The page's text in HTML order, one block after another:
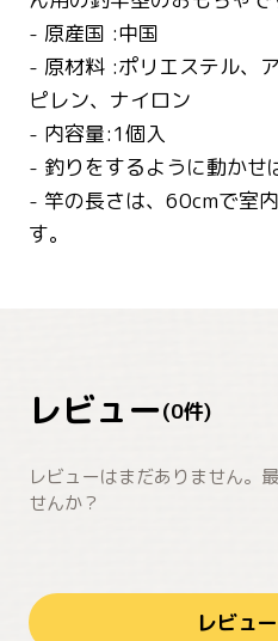
- 原産国 :中国
- 原材料 :ポリエステル、
ピレン、ナイロン
- 内容量:1個入
- 釣りをするように動かせ
- 竿の長さは、60cmで室
す。
レビュー(0件)
レビューはまだありません。
せんか？
レビュ